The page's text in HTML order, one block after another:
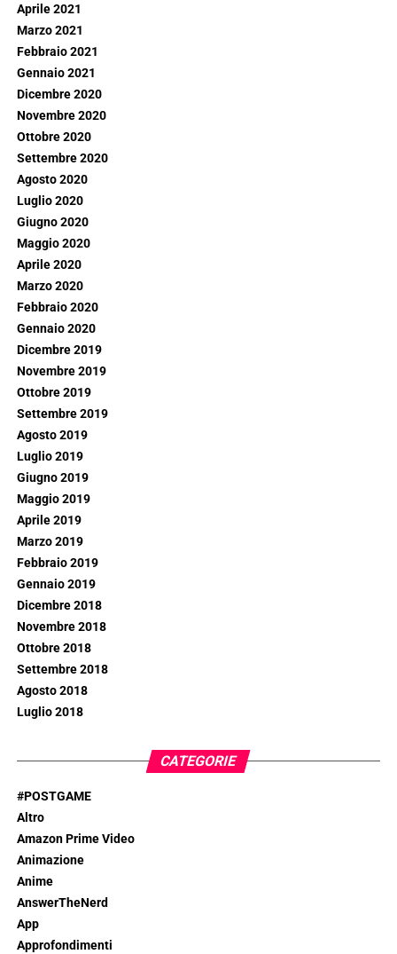
Aprile 2021
Marzo 2021
Febbraio 2021
Gennaio 2021
Dicembre 2020
Novembre 2020
Ottobre 2020
Settembre 2020
Agosto 2020
Luglio 2020
Giugno 2020
Maggio 2020
Aprile 2020
Marzo 2020
Febbraio 2020
Gennaio 2020
Dicembre 2019
Novembre 2019
Ottobre 2019
Settembre 2019
Agosto 2019
Luglio 2019
Giugno 2019
Maggio 2019
Aprile 2019
Marzo 2019
Febbraio 2019
Gennaio 2019
Dicembre 2018
Novembre 2018
Ottobre 2018
Settembre 2018
Agosto 2018
Luglio 2018
CATEGORIE
#POSTGAME
Altro
Amazon Prime Video
Animazione
Anime
AnswerTheNerd
App
Approfondimenti